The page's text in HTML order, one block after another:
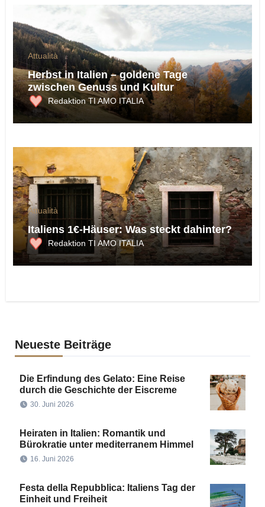
Attualità
Herbst in Italien – goldene Tage
zwischen Genuss und Kultur
Redaktion TI AMO ITALIA
Attualità
Italiens 1€-Häuser: Was steckt dahinter?
Redaktion TI AMO ITALIA
Neueste Beiträge
Die Erfindung des Gelato: Eine Reise
durch die Geschichte der Eiscreme
30. Juni 2026
Heiraten in Italien: Romantik und
Bürokratie unter mediterranem Himmel
16. Juni 2026
Festa della Repubblica: Italiens Tag der
Einheit und Freiheit